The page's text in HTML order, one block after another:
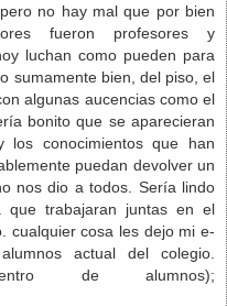
no hay mal que por bien
fueron profesores y
luchan como pueden para
sumamente bien, del piso, el
algunas aucencias como el
bonito que se aparecieran
conocimientos que han
puedan devolver un
nos dio a todos. Sería lindo
que trabajaran juntas en el
cualquier cosa les dejo mi e-
actual del colegio.
de alumnos);